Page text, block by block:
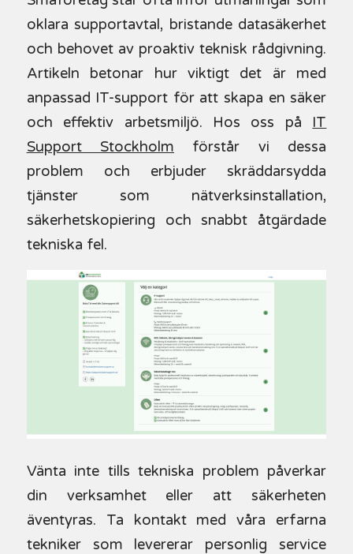
oklara supportavtal, bristande datasäkerhet
och behovet av proaktiv teknisk rådgivning.
Artikeln betonar hur viktigt det är med
anpassad IT-support för att skapa en säker
och effektiv arbetsmiljö. Hos oss på IT
Support Stockholm förstår vi dessa
problem och erbjuder skräddarsydda
tjänster som nätverksinstallation,
säkerhetskopiering och snabbt åtgärdade
tekniska fel.
Vänta inte tills tekniska problem påverkar
din verksamhet eller att säkerheten
äventyras. Ta kontakt med våra erfarna
tekniker som levererar personlig service